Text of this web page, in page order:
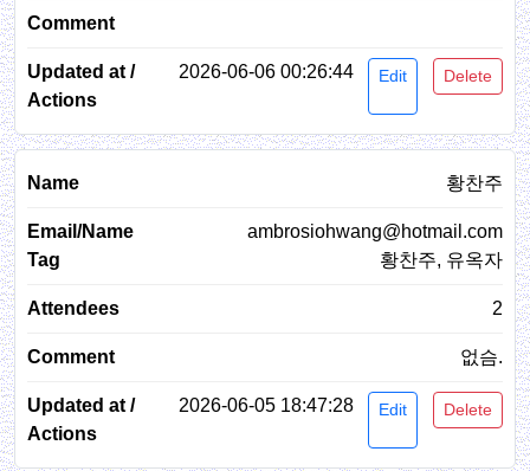
2026-06-06 00:26:44 Edit Delete
황찬주
ambrosiohwang@hotmail.com
황찬주, 유옥자
2
없슴.
2026-06-05 18:47:28 Edit Delete